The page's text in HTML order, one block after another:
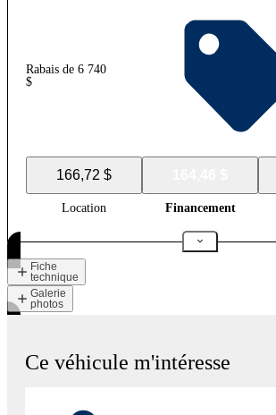
Rabais de 6 740
$
166,72 $
Location Financement
Fiche
technique
Galerie
photos
Ce véhicule m'intéresse